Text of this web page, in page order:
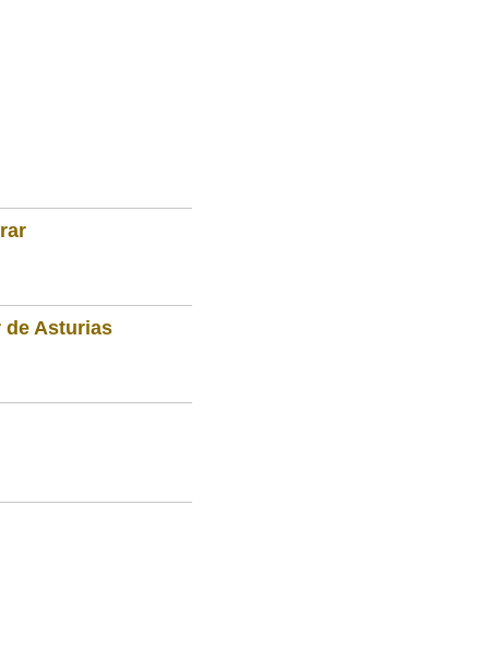
de Asturias